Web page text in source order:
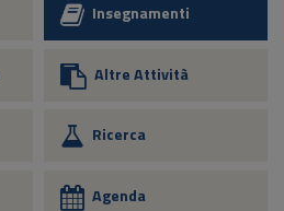
Insegnamenti
Altre Attività
Ricerca
Agenda